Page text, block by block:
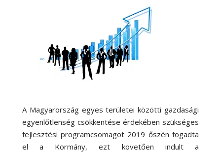
A Magyarország egyes területei közötti gazdasági
egyenlőtlenség csökkentése érdekében szükséges
fejlesztési programcsomagot 2019 őszén fogadta
el a Kormány, ezt követően indult a